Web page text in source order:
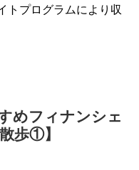
トプログラムにより収
めフィナンシェ
歩①】